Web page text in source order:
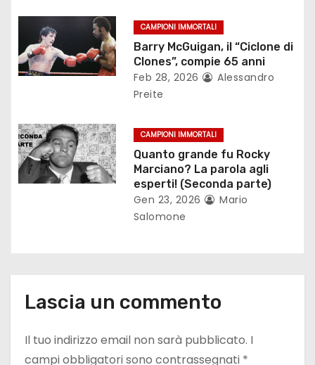
r
t
i
o
l
i
CAMPIONI IMMORTALI
Barry McGuigan, il “Ciclone di
Clones”, compie 65 anni
Feb 28, 2026
Alessandro
Preite
CAMPIONI IMMORTALI
Quanto grande fu Rocky
Marciano? La parola agli
esperti! (Seconda parte)
Gen 23, 2026
Mario
Salomone
Lascia un commento
Il tuo indirizzo email non sarà pubblicato. I
campi obbligatori sono contrassegnati *